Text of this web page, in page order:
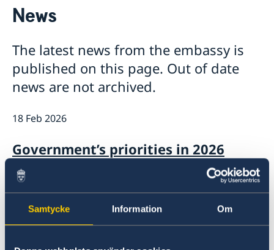
Samtycke Information Om
About us
The Embassy Building
Sweden Tanzania 60 Years
News
The latest news from the embassy is
published on this page. Out of date
news are not archived.
18 Feb 2026
Government’s priorities in 2026
Statement of Foreign Policy
Sweden announces changes in